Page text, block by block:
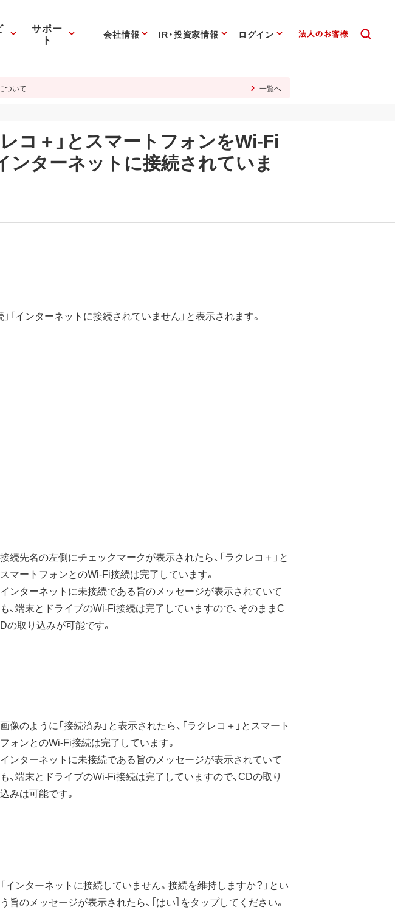
サポー
ト 会社情報 IR・投資家情報 ログイン
ついて 一覧へ
コ＋」とスマートフォンをWi-Fi
ンターネットに接続されていま
「インターネットに接続されていません」と表示されます。
接続先名の左側にチェックマークが表示されたら、「ラクレコ＋」と
スマートフォンとのWi-Fi接続は完了しています。
インターネットに未接続である旨のメッセージが表示されていて
も、端末とドライブのWi-Fi接続は完了していますので、そのままC
Dの取り込みが可能です。
画像のように「接続済み」と表示されたら、「ラクレコ＋」とスマート
フォンとのWi-Fi接続は完了しています。
インターネットに未接続である旨のメッセージが表示されていて
も、端末とドライブのWi-Fi接続は完了していますので、CDの取り
込みは可能です。
「インターネットに接続していません。接続を維持しますか？」とい
う旨のメッセージが表示されたら、［はい］をタップしてください。